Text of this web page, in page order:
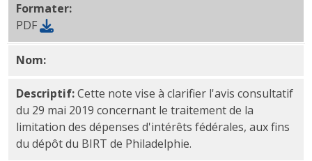
Formater:
PDF
Nom:Mise à jour de l'avis consultatif
Descriptif:Cette note vise à clarifier l'avis consultatif
du 29 mai 2019 concernant le traitement de la
limitation des dépenses d'intérêts fédérales, aux fins
du dépôt du BIRT de Philadelphie.